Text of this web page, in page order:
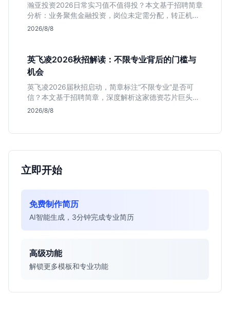
瀚亚投资2026日常实习值不值得投？本文基于招聘简章
分析：业务聚焦金融投资，岗位未定需分配，转正机会
不明确。适合急需上海高含金量实习证明、想接触真实
2026/8/8
英飞凌2026秋招解读：不限专业背后的门槛与
机会
英飞凌2026届秋招启动，简章标注“不限专业”是否可
信？本文基于招聘简章，深度解析这家德资芯片巨头的
行业地位、校招真实门槛及投递策略，助你判断是否值
2026/8/8
立即开始
免费制作简历
AI智能生成，3分钟完成专业简历
高级功能
解锁更多模板和专业功能